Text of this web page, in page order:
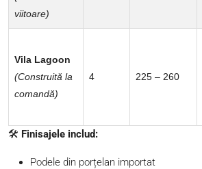
viitoare)
Vila Lagoon
(Construită la
comandă)
4 225 – 260
🛠️ Finisajele includ:
Podele din porțelan importat